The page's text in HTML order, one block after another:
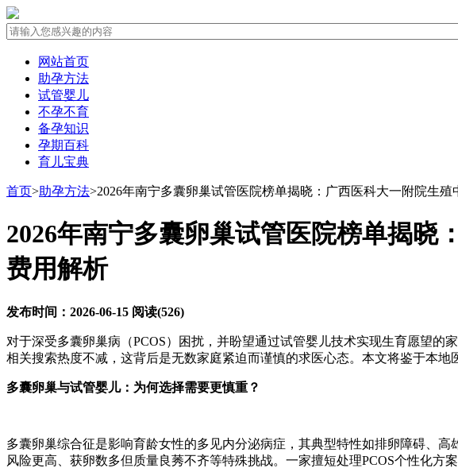
网站首页
助孕方法
试管婴儿
不孕不育
备孕知识
孕期百科
育儿宝典
首页>助孕方法>2026年南宁多囊卵巢试管医院榜单揭晓：广西医科大一附院生
2026年南宁多囊卵巢试管医院榜单揭晓
费用解析
发布时间：2026-06-15 阅读(526)
对于深受多囊卵巢病（PCOS）困扰，并盼望通过试管婴儿技术实现生育愿望
相关搜索热度不减，这背后是无数家庭紧迫而谨慎的求医心态。本文将鉴于本地
多囊卵巢与试管婴儿：为何选择需要更慎重？
多囊卵巢综合征是影响育龄女性的多见内分泌病症，其典型特性如排卵障碍、
风险更高、获卵数多但质量良莠不齐等特殊挑战。一家擅短处理PCOS个性化方